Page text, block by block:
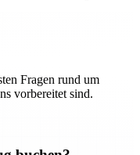
Fragen rund um
vorbereitet sind.